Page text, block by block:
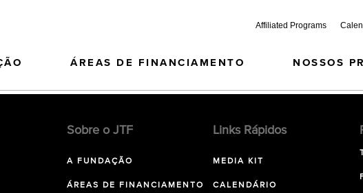
Affiliated Programs
ÁREAS DE FINANCIAMENTO NOSSOS
Sobre o JTF
A FUNDAÇÃO
ÁREAS DE FINANCIAMENTO
Links Rápidos
MEDIA KIT
CALENDÁRIO